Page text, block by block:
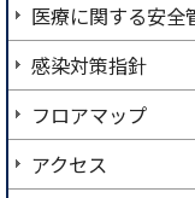
医療に関する安全
感染対策指針
フロアマップ
アクセス